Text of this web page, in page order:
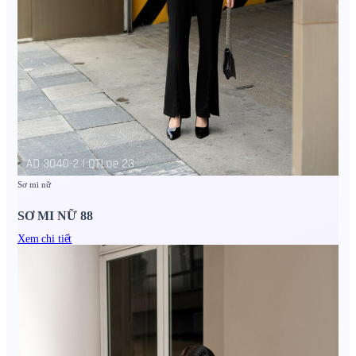
Sơ mi nữ
SƠ MI NỮ 88
Xem chi tiết